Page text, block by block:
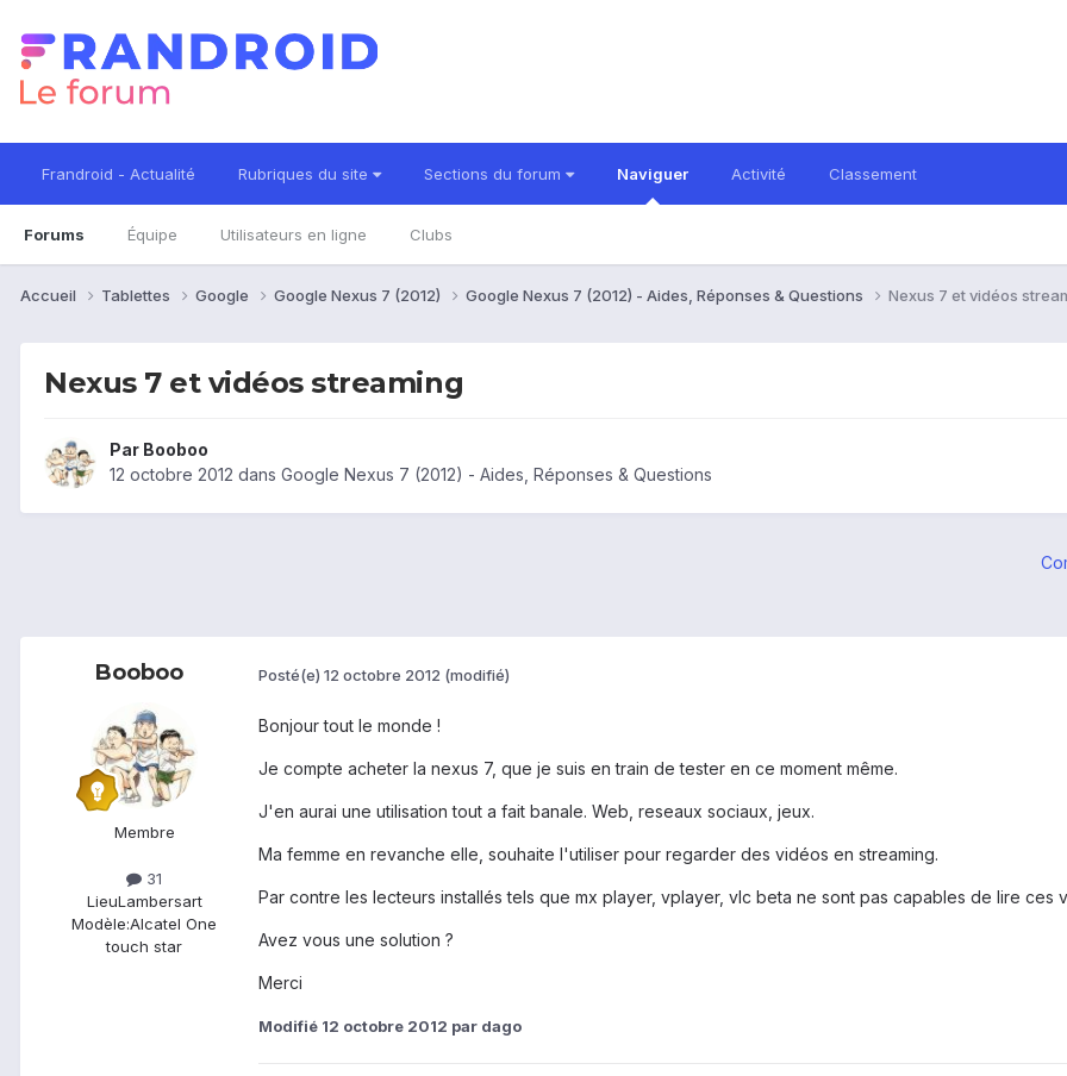
Frandroid - Actualité Rubriques du site Sections du forum Naviguer
Forums Équipe Utilisateurs en ligne Clubs
Activité Classement
Accueil Tablettes Google Google Nexus 7 (2012) Google Nexus 7 (2012) - Aides, Réponses & Questions Nexus 7 et vidéos
Nexus 7 et vidéos streaming
Par Booboo
12 octobre 2012 dans Google Nexus 7 (2012) - Aides, Réponses & Questions
Booboo
Membre
31
LieuLambersart
Modèle:Alcatel One
touch star
Posté(e) 12 octobre 2012 (modifié)
Bonjour tout le monde !
Je compte acheter la nexus 7, que je suis en train de tester en ce moment même.
J'en aurai une utilisation tout a fait banale. Web, reseaux sociaux, jeux.
Ma femme en revanche elle, souhaite l'utiliser pour regarder des vidéos en streaming.
Par contre les lecteurs installés tels que mx player, vplayer, vlc beta ne sont pas capables de lire ces
Avez vous une solution ?
Merci
Modifié 12 octobre 2012 par dago